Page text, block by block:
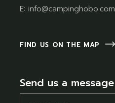
E:info@campinghobo.com
FIND US ON THE MAP
Send us a message